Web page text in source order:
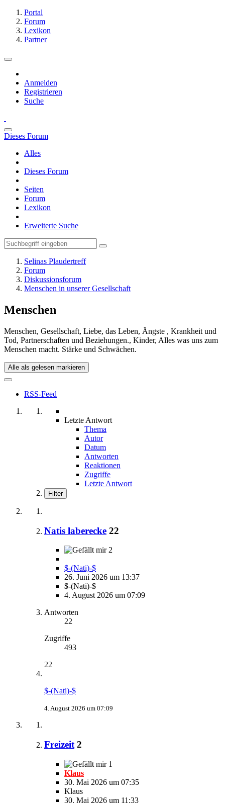
Portal
Forum
Lexikon
Partner
Anmelden
Registrieren
Suche
Dieses Forum
Alles
Dieses Forum
Seiten
Forum
Lexikon
Erweiterte Suche
Selinas Plaudertreff
Forum
Diskussionsforum
Menschen in unserer Gesellschaft
Menschen
Menschen, Gesellschaft, Liebe, das Leben, Ängste , Krankheit und
Tod, Partnerschaften und Beziehungen., Kinder, Alles was uns zum
Menschen macht. Stärke und Schwächen.
Alle als gelesen markieren
RSS-Feed
Letzte Antwort
Thema
Autor
Datum
Antworten
Reaktionen
Zugriffe
Letzte Antwort
Filter
Natis laberecke 22
2
$-(Nati)-$
26. Juni 2026 um 13:37
$-(Nati)-$
4. August 2026 um 07:09
Antworten
22
Zugriffe
493
22
$-(Nati)-$
4. August 2026 um 07:09
Freizeit 2
1
Klaus
30. Mai 2026 um 07:35
Klaus
30. Mai 2026 um 11:33